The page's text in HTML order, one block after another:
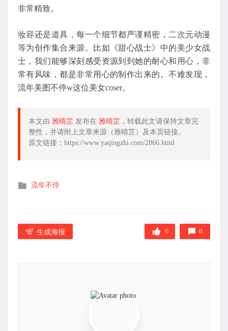
非常精致。
妆容还是道具，每一个细节都严谨精密，二次元动漫
等为创作集合来源。比如《甜心战士》中的美少女战
士，我们能够深刻感受资源到到她的耐心和用心，非
常有风味，都是非常用心的制作出来的。不难发现，
流年美图不停w这位美女coser。
本文由 雅晴芷 发布在 雅晴芷 ，转载此文请保持文章完
整性，并请附上文章来源（雅晴芷）及本页链接。
原文链接：https://www.yaqingzhi.com/2866.html
发
流年不停
生成海报 0 0